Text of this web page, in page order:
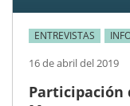
ENTREVISTAS
16 de abril del 2019
Participación